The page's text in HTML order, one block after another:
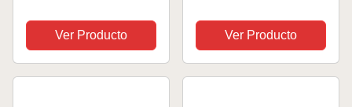
Rojo, 41 EU
Ver Producto Ver Producto